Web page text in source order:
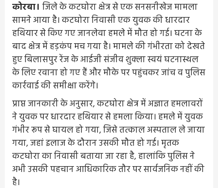
कोरबा। जिले के कटघोरा क्षेत्र से एक सनसनीखेज मामला
सामने आया है। कटघोरा निवासी एक युवक की धारदार
हथियार से किए गए जानलेवा हमले में मौत हो गई। घटना के
बाद क्षेत्र में हड़कंप मच गया है। मामले की गंभीरता को देखते
हुए बिलासपुर रेंज के आईजी संजीव शुक्ला स्वयं घटनास्थल
के लिए रवाना हो गए हैं और मौके पर पहुंचकर जांच व पुलिस
कार्रवाई की समीक्षा करेंगे।
प्राप्त जानकारी के अनुसार, कटघोरा क्षेत्र में अज्ञात हमलावरों
ने युवक पर धारदार हथियार से हमला किया। हमले में युवक
गंभीर रूप से घायल हो गया, जिसे तत्काल अस्पताल ले जाया
गया, जहां इलाज के दौरान उसकी मौत हो गई। मृतक
कटघोरा का निवासी बताया जा रहा है, हालांकि पुलिस ने
अभी उसकी पहचान आधिकारिक तौर पर सार्वजनिक नहीं की
है।